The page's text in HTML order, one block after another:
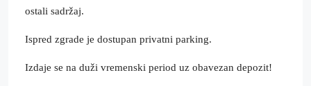
ostali sadržaj.
Ispred zgrade je dostupan privatni parking.
Izdaje se na duži vremenski period uz obavezan depozit!